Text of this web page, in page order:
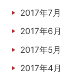
2017年7月
2017年6月
2017年5月
2017年4月